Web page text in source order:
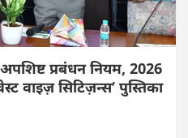
प्रबंधन नियम, 2026
वाइज़ सिटिज़न्स’ पुस्तिका